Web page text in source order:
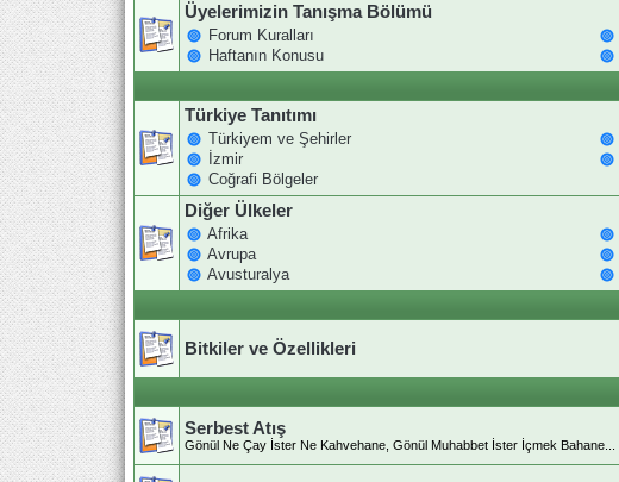
Üyelerimizin Tanışma Bölümü
Forum Kuralları
Haftanın Konusu
Türkiye Tanıtımı
Türkiyem ve Şehirler
İzmir
Coğrafi Bölgeler
Diğer Ülkeler
Afrika
Avrupa
Avusturalya
Bitkiler ve Özellikleri
Serbest Atış
Gönül Ne Çay İster Ne Kahvehane, Gönül Muhabbet İster İçmek Bahane...